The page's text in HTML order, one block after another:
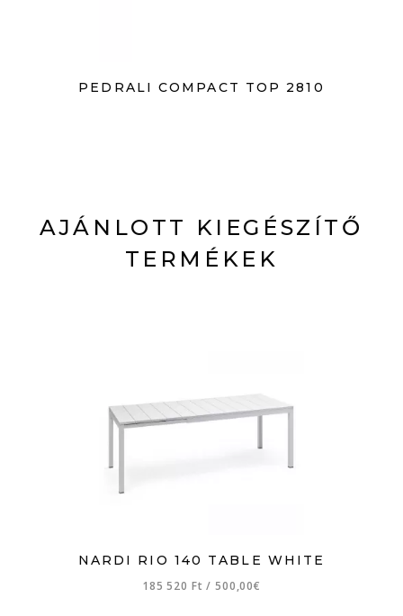
PEDRALI COMPACT TOP 2810
AJÁNLOTT KIEGÉSZÍTŐ
TERMÉKEK
NARDI RIO 140 TABLE WHITE
185 520 Ft/ 500,00€